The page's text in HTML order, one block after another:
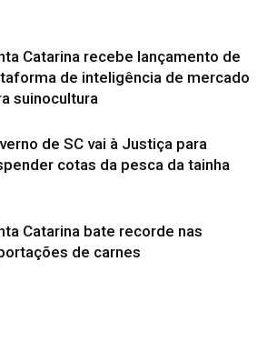
Catarina recebe lançamento de
de inteligência de mercado
suinocultura
de SC vai à Justiça para
cotas da pesca da tainha
Catarina bate recorde nas
de carnes